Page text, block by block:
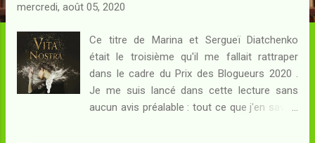
mercredi, août 05, 2020
Ce titre de Marina et Sergueï Diatchenko
était le troisième qu'il me fallait rattraper
dans le cadre du Prix des Blogueurs 2020 .
Je me suis lancé dans cette lecture sans
aucun avis préalable : tout ce que j'en savais